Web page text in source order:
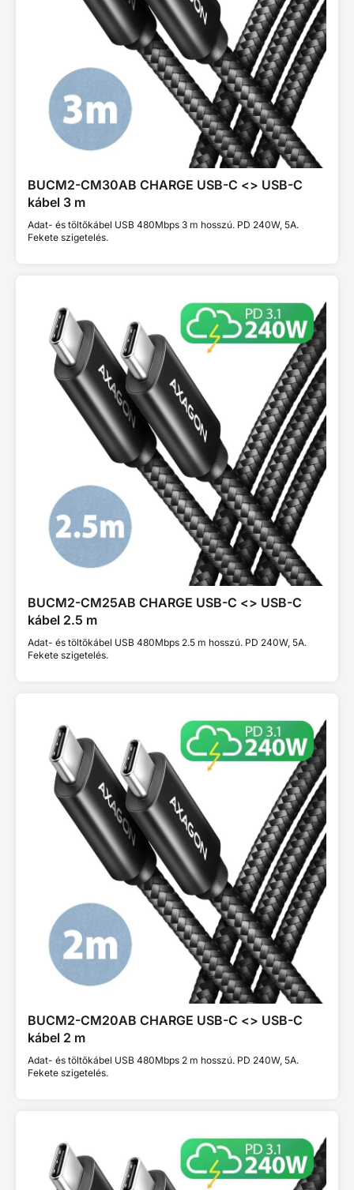
BUCM2-CM30AB CHARGE USB-C <> USB-C
kábel 3 m
Adat- és töltőkábel USB 480Mbps 3 m hosszú. PD 240W, 5A.
Fekete szigetelés.
BUCM2-CM25AB CHARGE USB-C <> USB-C
kábel 2.5 m
Adat- és töltőkábel USB 480Mbps 2.5 m hosszú. PD 240W, 5A.
Fekete szigetelés.
BUCM2-CM20AB CHARGE USB-C <> USB-C
kábel 2 m
Adat- és töltőkábel USB 480Mbps 2 m hosszú. PD 240W, 5A.
Fekete szigetelés.